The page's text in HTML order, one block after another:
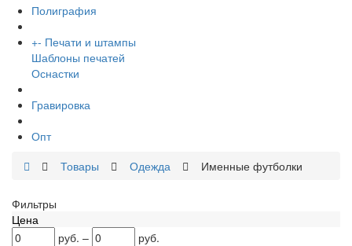
Полиграфия
+- Печати и штампы
Шаблоны печатей
Оснастки
Гравировка
Опт
Товары
Одежда Именные футболки
Фильтры
Цена
руб. –
руб.